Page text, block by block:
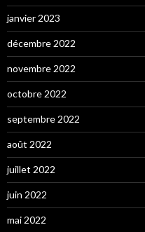
janvier 2023
décembre 2022
novembre 2022
octobre 2022
septembre 2022
août 2022
juillet 2022
juin 2022
mai 2022